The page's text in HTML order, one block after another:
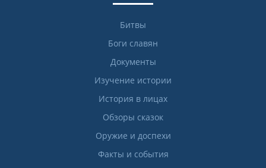
Битвы
Боги славян
Документы
Изучение истории
История в лицах
Обзоры сказок
Оружие и доспехи
Факты и события